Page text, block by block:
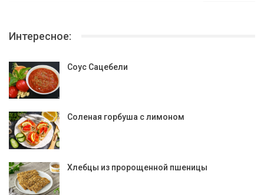
Интересное:
Соус Сацебели
Соленая горбуша с лимоном
Хлебцы из пророщенной пшеницы